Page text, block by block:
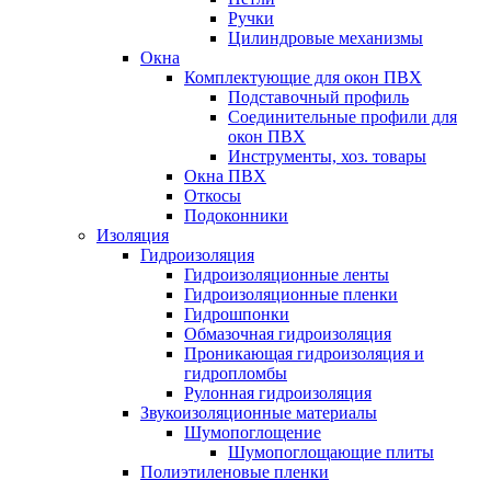
Ручки
Цилиндровые механизмы
Окна
Комплектующие для окон ПВХ
Подставочный профиль
Соединительные профили для
окон ПВХ
Инструменты, хоз. товары
Окна ПВХ
Откосы
Подоконники
Изоляция
Гидроизоляция
Гидроизоляционные ленты
Гидроизоляционные пленки
Гидрошпонки
Обмазочная гидроизоляция
Проникающая гидроизоляция и
гидропломбы
Рулонная гидроизоляция
Звукоизоляционные материалы
Шумопоглощение
Шумопоглощающие плиты
Полиэтиленовые пленки